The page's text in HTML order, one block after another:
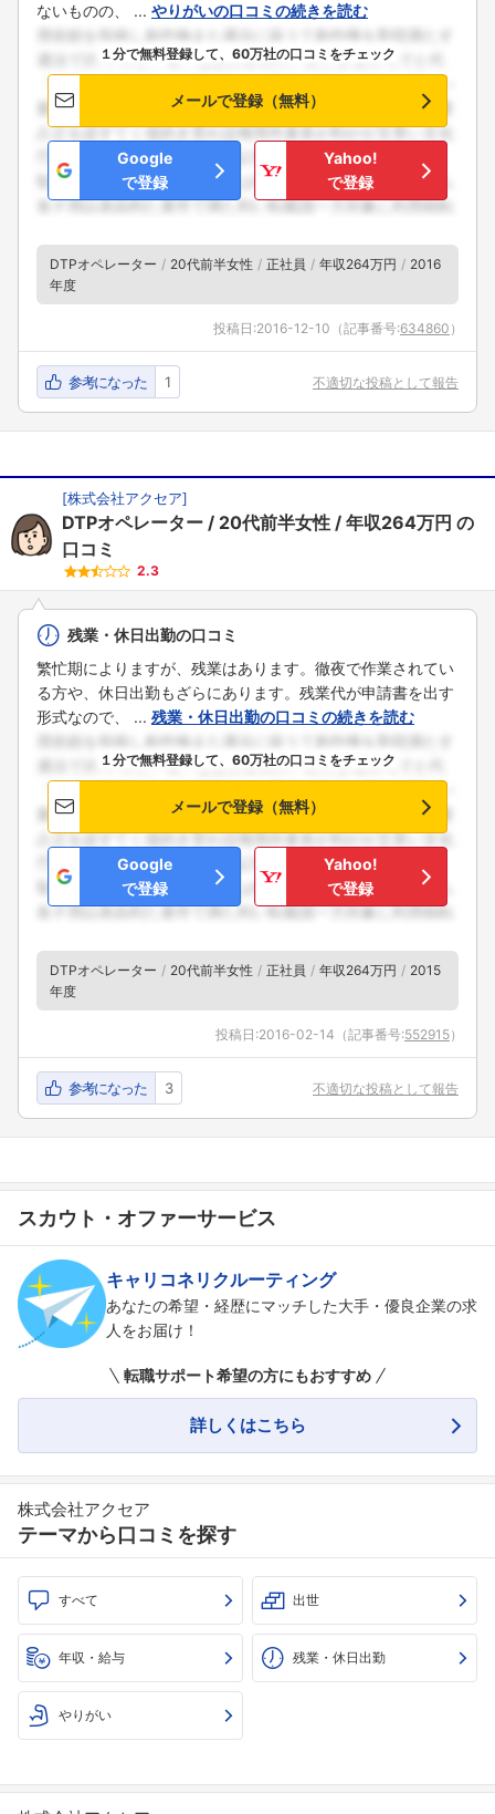
フォローしました
こちらの企業もフォローしませんか？
ないものの、 ... やりがいの口コミの続きを読む
１分で無料登録して、60万社の口コミをチェック
メールで登録（無料）
Google
で登録
Yahoo!
で登録
DTPオペレーター 20代前半女性 正社員 年収264万円
2016
年度
投稿日:2016-12-10 （記事番号:634860 ）
参考になった 1 不適切な投稿として報告
[株式会社アクセア]
DTPオペレーター 20代前半女性 年収264万円 の
口コミ
2.3
残業・休日出勤の口コミ
繁忙期によりますが、残業はあります。徹夜で作業されてい
る方や、休日出勤もざらにあります。残業代が申請書を出す
形式なので、 ... 残業・休日出勤の口コミの続きを読む
１分で無料登録して、60万社の口コミをチェック
メールで登録（無料）
Google
で登録
Yahoo!
で登録
DTPオペレーター 20代前半女性 正社員 年収264万円
2015
年度
投稿日:2016-02-14 （記事番号:552915）
参考になった 3 不適切な投稿として報告
スカウト・オファーサービス
キャリコネリクルーティング
あなたの希望・経歴にマッチした大手・優良企業の求
人をお届け！
転職サポート希望の方にもおすすめ
詳しくはこちら
株式会社アクセア
テーマから口コミを探す
すべて 出世
年収・給与 残業・休日出勤
やりがい